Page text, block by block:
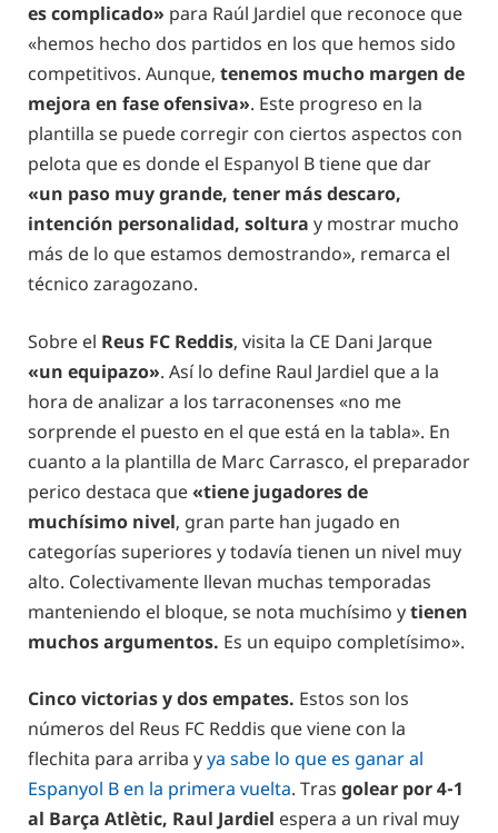
es complicado» para Raúl Jardiel que reconoce que
«hemos hecho dos partidos en los que hemos sido
competitivos. Aunque, tenemos mucho margen de
mejora en fase ofensiva». Este progreso en la
plantilla se puede corregir con ciertos aspectos con
pelota que es donde el Espanyol B tiene que dar
«un paso muy grande, tener más descaro,
intención personalidad, soltura y mostrar mucho
más de lo que estamos demostrando», remarca el
técnico zaragozano.
Sobre el Reus FC Reddis, visita la CE Dani Jarque
«un equipazo». Así lo define Raul Jardiel que a la
hora de analizar a los tarraconenses «no me
sorprende el puesto en el que está en la tabla». En
cuanto a la plantilla de Marc Carrasco, el preparador
perico destaca que«tiene jugadores de
muchísimo nivel, gran parte han jugado en
categorías superiores y todavía tienen un nivel muy
alto. Colectivamente llevan muchas temporadas
manteniendo el bloque, se nota muchísimo ytienen
muchos argumentos. Es un equipo completísimo».
Cinco victorias y dos empates. Estos son los
números del Reus FC Reddis que viene con la
flechita para arriba yya sabe lo que es ganar al
Espanyol B en la primera vuelta. Tras golear por 4-1
al Barça Atlètic, Raul Jardiel espera a un rival muy